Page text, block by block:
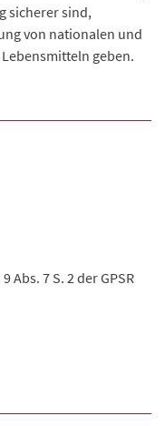
sicherer sind,
von nationalen und
geben.
7 S. 2 der GPSR